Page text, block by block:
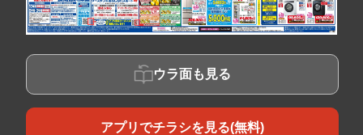
ウラ面も見る
アプリでチラシを見る(無料)